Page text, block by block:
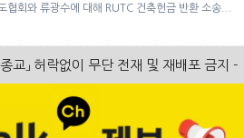
협회와 류광수에 대해 RUTC 건축헌금 반환 소송...
교」 허락없이 무단 전재 및 재배포 금지 -